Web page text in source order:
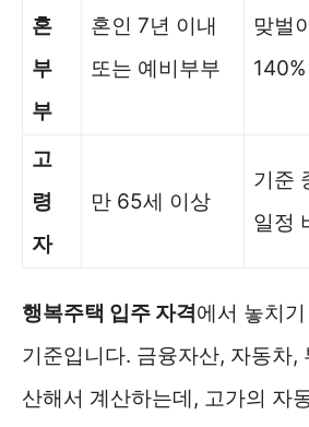
혼
부
부
혼인 7년 이내
또는 예비부부
맞벌
고
령
자
만 65세 이상
기준
일정
행복주택 입주 자격 에서 놓치
기준입니다. 금융자산, 자동차,
산해서 계산하는데, 고가의 자